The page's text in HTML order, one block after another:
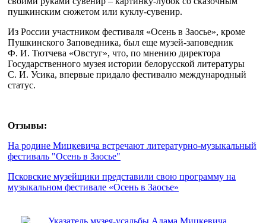
пушкинским сюжетом или куклу-сувенир.
Из России участником фестиваля «Осень в Заосье», кроме
Пушкинского Заповедника, был еще музей-заповедник
Ф. И. Тютчева «Овстуг», что, по мнению директора
Государственного музея истории белорусской литературы
С. И. Усика, впервые придало фестивалю международный
статус.
Отзывы:
На родине Мицкевича встречают литературно-музыкальный
фестиваль "Осень в Заосье"
Псковские музейщики представили свою программу на
музыкальном фестивале «Осень в Заосье»